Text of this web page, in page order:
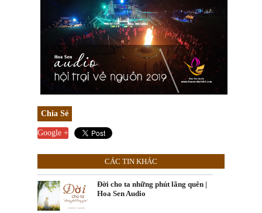
Chia Sẻ
Google +
CÁC TIN KHÁC
Đời cho ta những phút lãng quên |
Hoa Sen Audio